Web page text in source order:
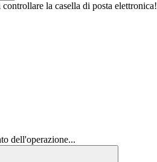
la casella di posta elettronica!
dell'operazione...